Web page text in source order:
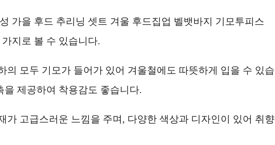
가을 후드 추리닝 셋트 겨울 후드집업 벨뱃바지 기모투피스
지로 볼 수 있습니다.
의 모두 기모가 들어가 있어 겨울철에도 따뜻하게 입을 수 있습
제공하여 착용감도 좋습니다.
가 고급스러운 느낌을 주며, 다양한 색상과 디자인이 있어 취향